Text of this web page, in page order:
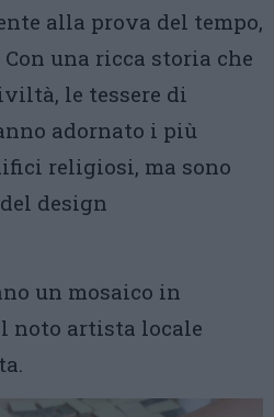
alla prova del tempo,
una ricca storia che
le tessere di
adornato i più
religiosi, ma sono
design
un mosaico in
noto artista locale